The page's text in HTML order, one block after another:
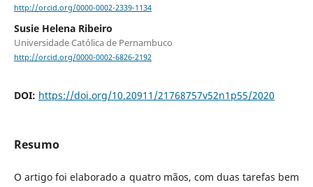
http://orcid.org/0000-0002-2339-1134
Susie Helena Ribeiro
Universidade Católica de Pernambuco
http://orcid.org/0000-0002-6826-2192
DOI: https://doi.org/10.20911/21768757v52n1p55/2020
Resumo
O artigo foi elaborado a quatro mãos, com duas tarefas bem